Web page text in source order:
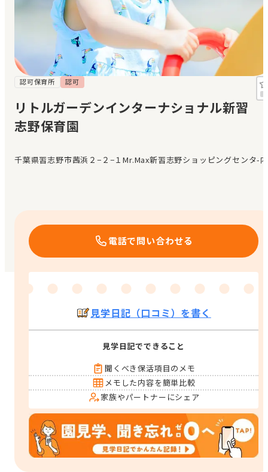
お気に入り
見学日記
メッセージ
おすすめの園
コラム
お知らせ
認可保育所 認可
リトルガーデンインターナショナル新習
志野保育園
千葉県習志野市茜浜２−２−１Mr.Max新習志野ショッピングセンタ-内
電話で問い合わせる
見学日記（口コミ）を書く
見学日記でできること
聞くべき保活項目のメモ
メモした内容を簡単比較
家族やパートナーにシェア